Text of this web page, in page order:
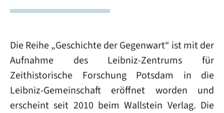
Die Reihe „Geschichte der Gegenwart“ ist mit der
Aufnahme des Leibniz-Zentrums für
Zeithistorische Forschung Potsdam in die
Leibniz-Gemeinschaft eröffnet worden und
erscheint seit 2010 beim Wallstein Verlag. Die